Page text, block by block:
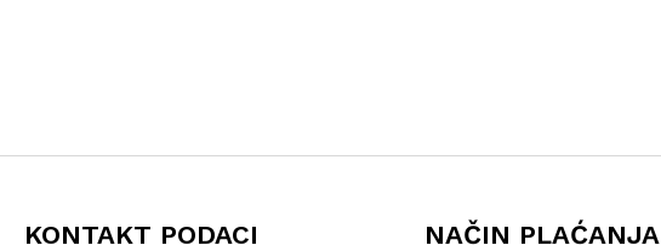
KONTAKT PODACI NAČIN PLAĆANJA